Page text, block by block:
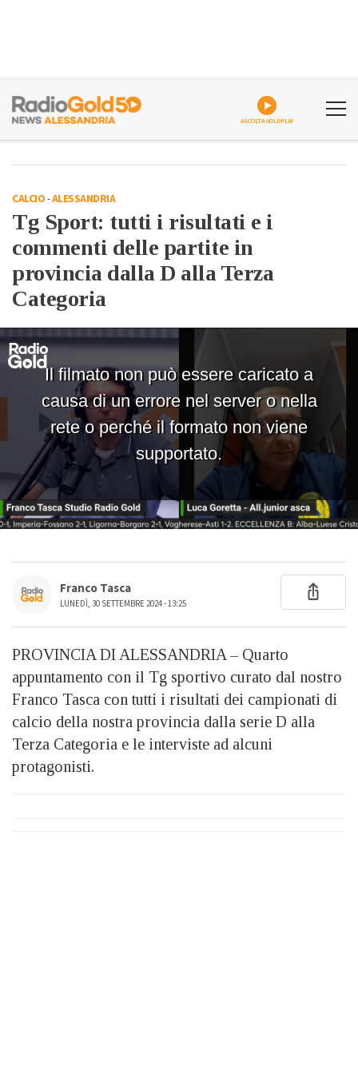
ASCOLTA GOLDPLAY
CALCIO-ALESSANDRIA
Tg Sport: tutti i risultati e i
commenti delle partite in
provincia dalla D alla Terza
Categoria
Franco Tasca
LUNEDÌ, 30 SETTEMBRE 2024 - 13:25
PROVINCIA DI ALESSANDRIA – Quarto
appuntamento con il Tg sportivo curato dal nostro
Franco Tasca con tutti i risultati dei campionati di
calcio della nostra provincia dalla serie D alla
Terza Categoria e le interviste ad alcuni
protagonisti.